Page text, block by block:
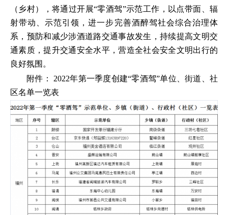
（乡村），将通过开展“零酒驾”示范工作，以点带面、辐
射带动、示范引领，进一步完善酒醉驾社会综合治理体
系，预防和减少涉酒道路交通事故发生，持续提高文明交
通素质，提升交通安全水平，营造全社会安全文明出行的
良好氛围。
附件： 2022年第一季度创建“零酒驾”单位、街道、社
区名单一览表